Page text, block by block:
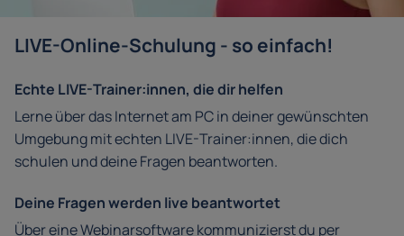
LIVE-Online-Schulung - so einfach!
Echte LIVE-Trainer:innen, die dir helfen
Lerne über das Internet am PC in deiner gewünschten
Umgebung mit echten LIVE-Trainer:innen, die dich
schulen und deine Fragen beantworten.
Deine Fragen werden live beantwortet
Über eine Webinarsoftware kommunizierst du per